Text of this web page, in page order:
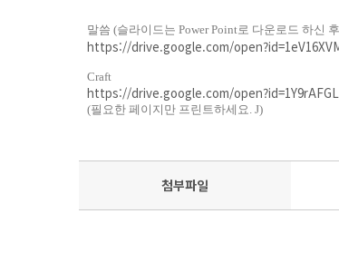
말씀 (슬라이드는 Power Point로 다운로드 하신
https://drive.google.com/
Craft
https://drive.google.com/
(필요한 페이지만 프린트하세요. J)
첨부파일